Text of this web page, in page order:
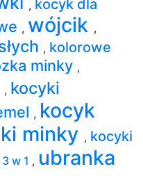
, kocyk dla
, wójcik ,
, kolorowe
minky ,
, kocyki
, kocyk
minky , kocyki
w 1 , ubranka